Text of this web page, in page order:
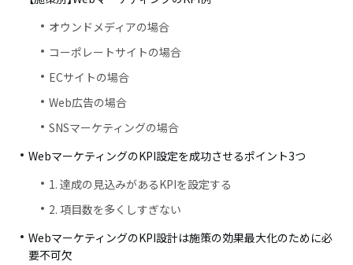
オウンドメディアの場合
コーポレートサイトの場合
ECサイトの場合
Web広告の場合
SNSマーケティングの場合
WebマーケティングのKPI設定を成功させるポイント3つ
1. 達成の見込みがあるKPIを設定する
2. 項目数を多くしすぎない
WebマーケティングのKPI設計は施策の効果最大化のために必
要不可欠